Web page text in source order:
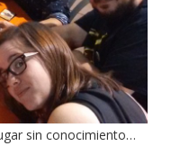
sin conocimiento…